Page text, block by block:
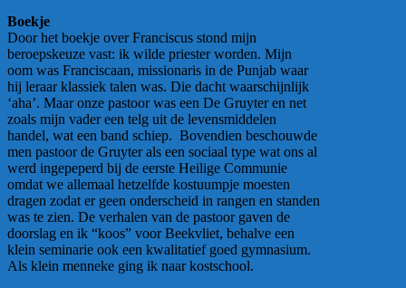
Boekje
Door het boekje over Franciscus stond mijn
beroepskeuze vast: ik wilde priester worden. Mijn
oom was Franciscaan, missionaris in de Punjab waar
hij leraar klassiek talen was. Die dacht waarschijnlijk
‘aha’. Maar onze pastoor was een De Gruyter en net
zoals mijn vader een telg uit de levensmiddelen
handel, wat een band schiep. Bovendien beschouwde
men pastoor de Gruyter als een sociaal type wat ons al
werd ingepeperd bij de eerste Heilige Communie
omdat we allemaal hetzelfde kostuumpje moesten
dragen zodat er geen onderscheid in rangen en standen
was te zien. De verhalen van de pastoor gaven de
doorslag en ik “koos” voor Beekvliet, behalve een
klein seminarie ook een kwalitatief goed gymnasium.
Als klein menneke ging ik naar kostschool.